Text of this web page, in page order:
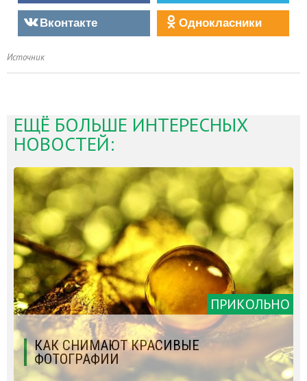
Вконтакте Однокласники
Источник
ЕЩЁ БОЛЬШЕ ИНТЕРЕСНЫХ
НОВОСТЕЙ:
ПРИКОЛЬНО
КАК СНИМАЮТ КРАСИВЫЕ
ФОТОГРАФИИ